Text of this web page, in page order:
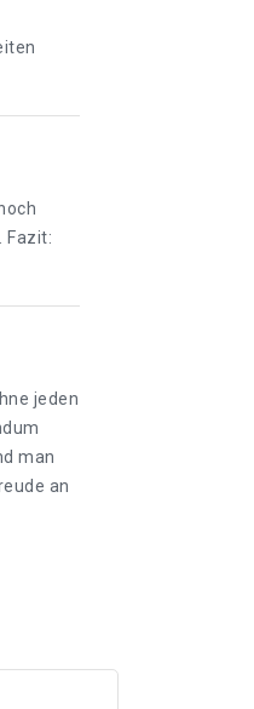
Fazit:
jeden
man
an